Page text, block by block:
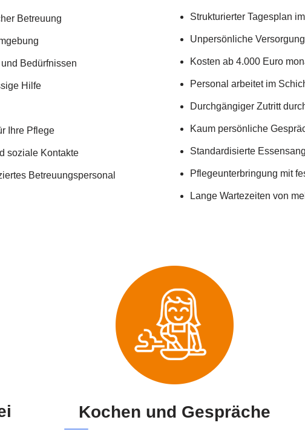
Betreuung
Bedürfnissen
Hilfe
Ihre Pflege
soziale Kontakte
Betreuungspersonal
Strukturierter Tagesplan
Unpersönliche
Kosten ab 4.000 Euro
Personal arbeitet im
Durchgängiger Zutritt
Kaum persönliche
Standardisierte
Pflegeunterbringung mit
Lange Wartezeiten von
Kochen und Gespräche